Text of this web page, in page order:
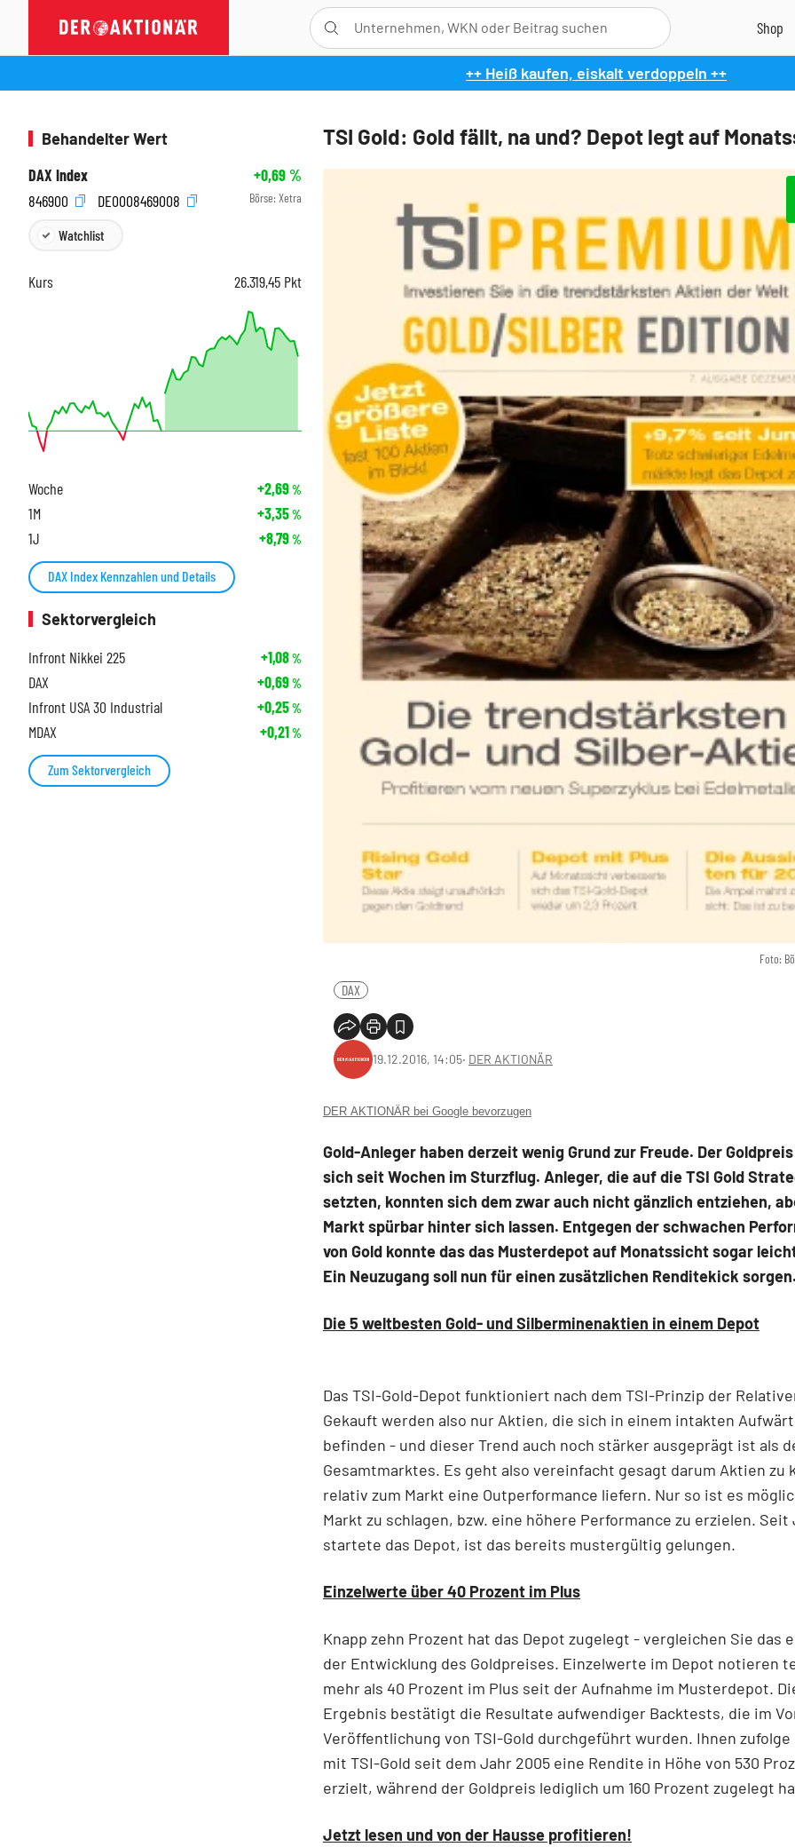
++ Heiß kaufen, eiskalt verdoppeln ++
TSI Gold: Gold fällt, na und? Depot legt auf
Foto:
DAX
19.12.2016, 14:05‧ DER AKTIONÄR
DER AKTIONÄR bei Google bevorzugen
Gold-Anleger haben derzeit wenig Grund zur Freude. Der
sich seit Wochen im Sturzflug. Anleger, die auf die TSI Gold
setzten, konnten sich dem zwar auch nicht gänzlich entziehen,
Markt spürbar hinter sich lassen. Entgegen der schwachen
von Gold konnte das das Musterdepot auf Monatssicht sogar
Ein Neuzugang soll nun für einen zusätzlichen Renditekick
Die 5 weltbesten Gold- und Silberminenaktien in einem Depot
Das TSI-Gold-Depot funktioniert nach dem TSI-Prinzip der
Gekauft werden also nur Aktien, die sich in einem intakten
befinden - und dieser Trend auch noch stärker ausgeprägt ist als
Gesamtmarktes. Es geht also vereinfacht gesagt darum Aktien zu
relativ zum Markt eine Outperformance liefern. Nur so ist es
Markt zu schlagen, bzw. eine höhere Performance zu erzielen. Seit
startete das Depot, ist das bereits mustergültig gelungen.
Einzelwerte über 40 Prozent im Plus
Knapp zehn Prozent hat das Depot zugelegt - vergleichen Sie das
der Entwicklung des Goldpreises. Einzelwerte im Depot notieren
mehr als 40 Prozent im Plus seit der Aufnahme im Musterdepot.
Ergebnis bestätigt die Resultate aufwendiger Backtests, die im
Veröffentlichung von TSI-Gold durchgeführt wurden. Ihnen
mit TSI-Gold seit dem Jahr 2005 eine Rendite in Höhe von 530
erzielt, während der Goldpreis lediglich um 160 Prozent zugelegt
Jetzt lesen und von der Hausse profitieren!
Behandelter Wert
DAX Index
+0,69%
846900
DE0008469008 Börse: Xetra
Watchlist
Kurs 26.319,45 Pkt
Woche +2,69%
1M +3,35%
1J +8,79%
DAX Index Kennzahlen und Details
Sektorvergleich
Infront Nikkei 225
+1,08%
DAX +0,69%
Infront USA 30 Industrial +0,25%
MDAX +0,21%
Zum Sektorvergleich